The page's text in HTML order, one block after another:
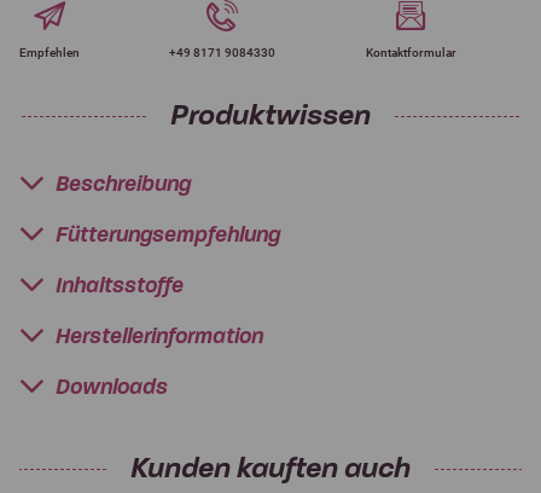
Empfehlen +49 8171 9084330 Kontaktformular
Produktwissen
Beschreibung
Fütterungsempfehlung
Inhaltsstoffe
Herstellerinformation
Downloads
Kunden kauften auch